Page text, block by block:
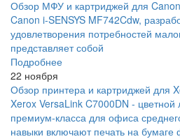
Обзор МФУ и картриджей для
Canon i-SENSYS MF742Cdw,
удовлетворения потребностей
представляет собой
Подробнее
22 ноября
Обзор принтера и картриджей для
Xerox VersaLink C7000DN -
премиум-класса для офиса
навыки включают печать на